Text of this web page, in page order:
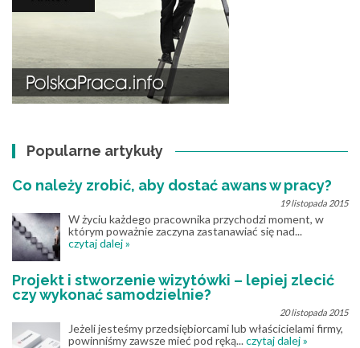
Popularne artykuły
Co należy zrobić, aby dostać awans w pracy?
19 listopada 2015
W życiu każdego pracownika przychodzi moment, w
którym poważnie zaczyna zastanawiać się nad...
czytaj dalej »
Projekt i stworzenie wizytówki – lepiej zlecić
czy wykonać samodzielnie?
20 listopada 2015
Jeżeli jesteśmy przedsiębiorcami lub właścicielami firmy,
powinniśmy zawsze mieć pod ręką...czytaj dalej »